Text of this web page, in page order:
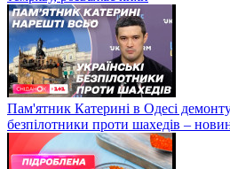
Пам'ятник Катерині в Одесі
безпілотники проти шахедів –